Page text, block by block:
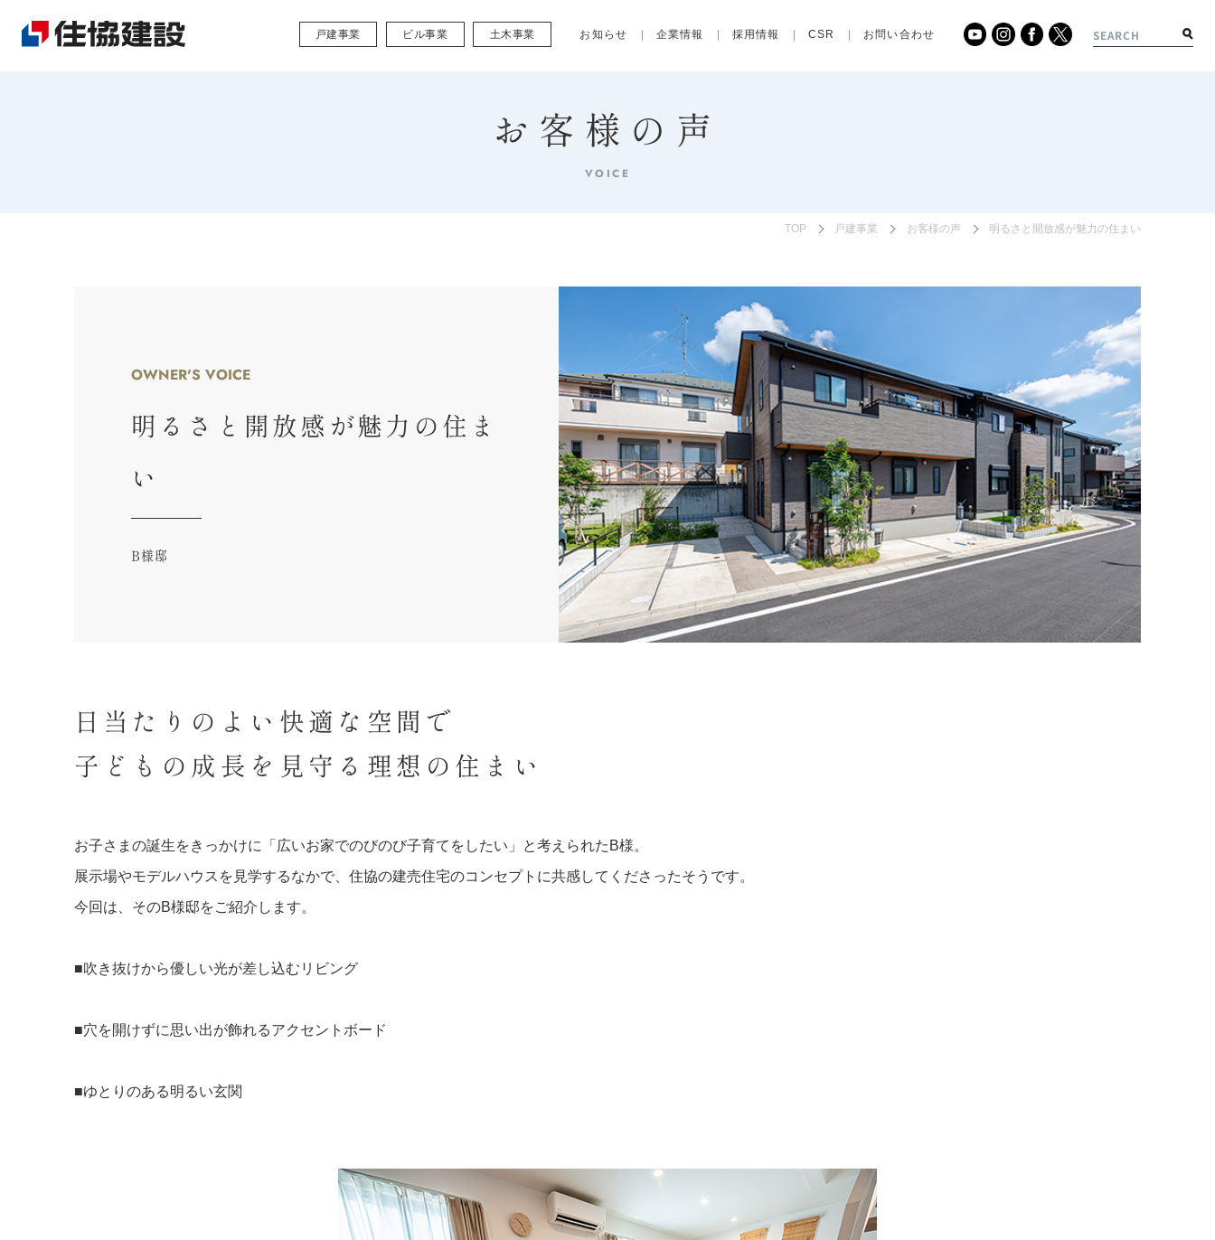
戸建事業 ビル事業 土木事業 お知らせ 企業情報 採用情報 CSR お問い合わせ
お客様の声
VOICE
TOP 戸建事業 お客様の声 明るさと開放感が魅力の住まい
OWNER'S VOICE
明るさと開放感が魅力の住ま
い
B様邸
日当たりのよい快適な空間で
子どもの成長を見守る理想の住まい
お子さまの誕生をきっかけに「広いお家でのびのび子育てをしたい」と考えられたB様。
展示場やモデルハウスを見学するなかで、住協の建売住宅のコンセプトに共感してくださったそうです。
今回は、そのB様邸をご紹介します。
■吹き抜けから優しい光が差し込むリビング
■穴を開けずに思い出が飾れるアクセントボード
■ゆとりのある明るい玄関